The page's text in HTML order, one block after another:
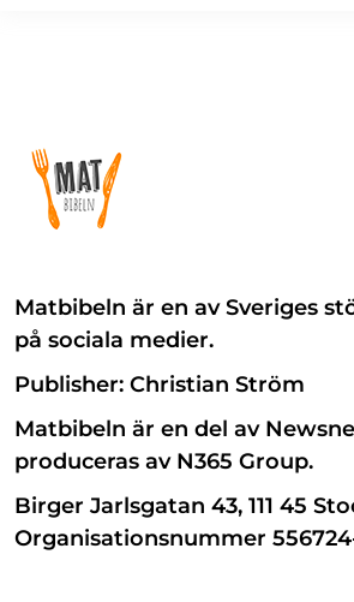
Matbibeln är en av Sveriges
på sociala medier.
Publisher: Christian Ström
Matbibeln är en del av
produceras av N365 Group.
Birger Jarlsgatan 43, 111 45
Organisationsnummer